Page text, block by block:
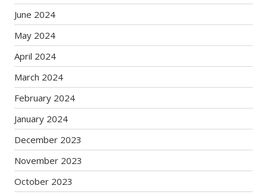
June 2024
May 2024
April 2024
March 2024
February 2024
January 2024
December 2023
November 2023
October 2023